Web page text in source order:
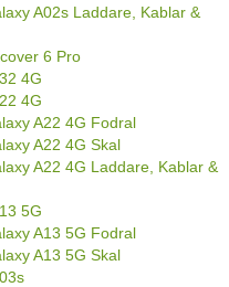
A02s Laddare, Kablar &
6 Pro
4G
4G
A22 4G Fodral
A22 4G Skal
A22 4G Laddare, Kablar &
5G
A13 5G Fodral
A13 5G Skal